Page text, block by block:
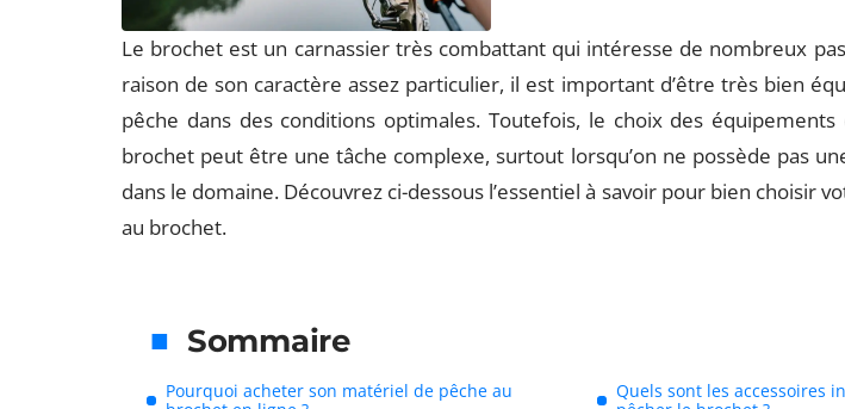
Le brochet est un carnassier très combattant qui intéresse de nombreux
raison de son caractère assez particulier, il est important d’être très bien
pêche dans des conditions optimales. Toutefois, le choix des
brochet peut être une tâche complexe, surtout lorsqu’on ne possède pas
dans le domaine. Découvrez ci-dessous l’essentiel à savoir pour bien choisir
au brochet.
Sommaire
Pourquoi acheter son matériel de pêche au
Quels sont les accessoires